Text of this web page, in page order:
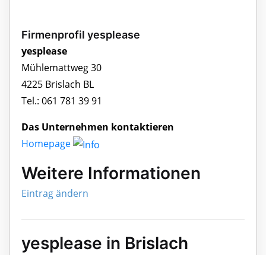
Firmenprofil yesplease
yesplease
Mühlemattweg 30
4225 Brislach BL
Tel.: 061 781 39 91
Das Unternehmen kontaktieren
Homepage
Weitere Informationen
Eintrag ändern
yesplease in Brislach